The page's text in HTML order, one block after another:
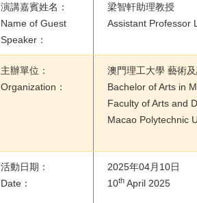
演講嘉賓姓名：
Name of Guest
Speaker：
梁智軒助理教授
Assistant Professor
主辦單位：
Organization：
澳門理工大學 藝術
Bachelor of Arts in
Faculty of Arts and
Macao Polytechnic
活動日期：
Date：
2025年04月10日
10th April 2025